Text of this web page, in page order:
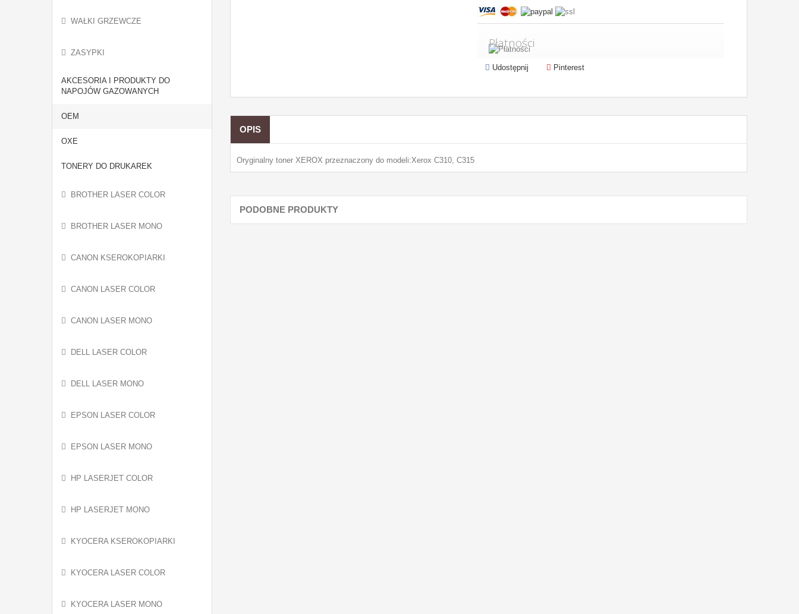
WAŁKI GRZEWCZE
ZASYPKI
AKCESORIA I PRODUKTY DO
NAPOJÓW GAZOWANYCH
OEM
OXE
TONERY DO DRUKAREK
BROTHER LASER COLOR
BROTHER LASER MONO
CANON KSEROKOPIARKI
CANON LASER COLOR
CANON LASER MONO
DELL LASER COLOR
DELL LASER MONO
EPSON LASER COLOR
EPSON LASER MONO
HP LASERJET COLOR
HP LASERJET MONO
KYOCERA KSEROKOPIARKI
KYOCERA LASER COLOR
KYOCERA LASER MONO
Płatności
Udostępnij Pinterest
OPIS
Oryginalny toner XEROX przeznaczony do modeli:Xerox C310, C315
PODOBNE PRODUKTY